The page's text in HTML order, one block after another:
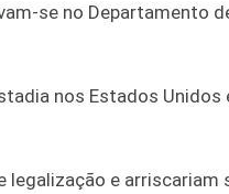
se no Departamento
nos Estados Unidos
e arriscariam